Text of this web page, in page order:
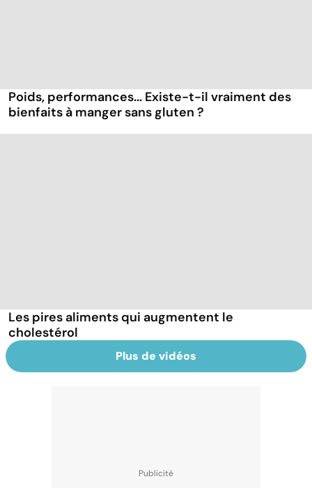
Poids, performances... Existe-t-il vraiment des
bienfaits à manger sans gluten ?
Les pires aliments qui augmentent le
cholestérol
Plus de vidéos